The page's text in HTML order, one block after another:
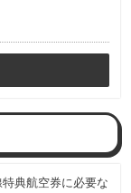
特典航空券に必要な